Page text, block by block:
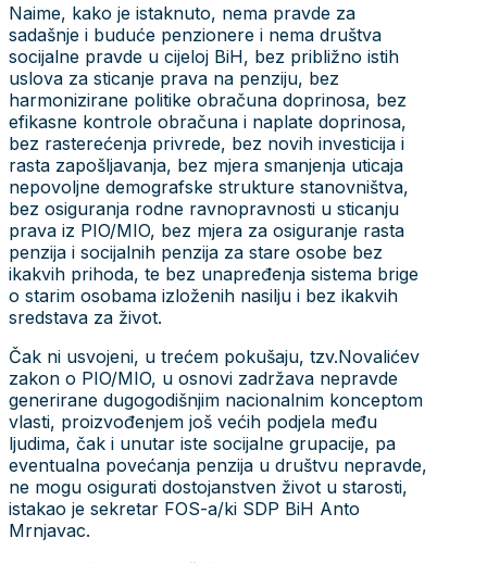
Naime, kako je istaknuto, nema pravde za
sadašnje i buduće penzionere i nema društva
socijalne pravde u cijeloj BiH, bez približno istih
uslova za sticanje prava na penziju, bez
harmonizirane politike obračuna doprinosa, bez
efikasne kontrole obračuna i naplate doprinosa,
bez rasterećenja privrede, bez novih investicija i
rasta zapošljavanja, bez mjera smanjenja uticaja
nepovoljne demografske strukture stanovništva,
bez osiguranja rodne ravnopravnosti u sticanju
prava iz PIO/MIO, bez mjera za osiguranje rasta
penzija i socijalnih penzija za stare osobe bez
ikakvih prihoda, te bez unapređenja sistema brige
o starim osobama izloženih nasilju i bez ikakvih
sredstava za život.
Čak ni usvojeni, u trećem pokušaju, tzv.Novalićev
zakon o PIO/MIO, u osnovi zadržava nepravde
generirane dugogodišnjim nacionalnim konceptom
vlasti, proizvođenjem još većih podjela među
ljudima, čak i unutar iste socijalne grupacije, pa
eventualna povećanja penzija u društvu nepravde,
ne mogu osigurati dostojanstven život u starosti,
istakao je sekretar FOS-a/ki SDP BiH Anto
Mrnjavac.